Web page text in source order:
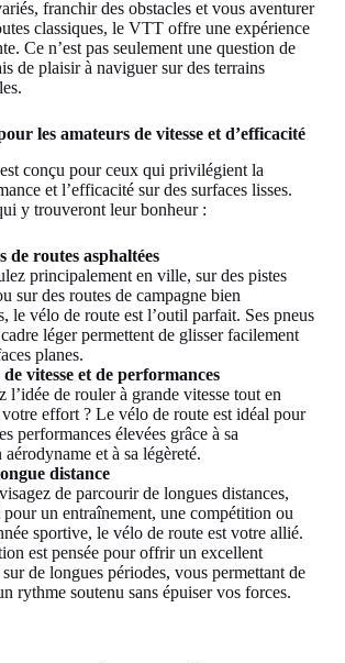
franchir des obstacles et vous aventurer
classiques, le VTT offre une expérience
Ce n’est pas seulement une question de
de plaisir à naviguer sur des terrains
les amateurs de vitesse et d’efficacité
conçu pour ceux qui privilégient la
et l’efficacité sur des surfaces lisses.
y trouveront leur bonheur :
de routes asphaltées
principalement en ville, sur des pistes
sur des routes de campagne bien
le vélo de route est l’outil parfait. Ses pneus
léger permettent de glisser facilement
planes.
vitesse et de performances
l’idée de rouler à grande vitesse tout en
effort ? Le vélo de route est idéal pour
performances élevées grâce à sa
et à sa légèreté.
distance
de parcourir de longues distances,
pour un entraînement, une compétition ou
sportive, le vélo de route est votre allié.
est pensée pour offrir un excellent
de longues périodes, vous permettant de
rythme soutenu sans épuiser vos forces.